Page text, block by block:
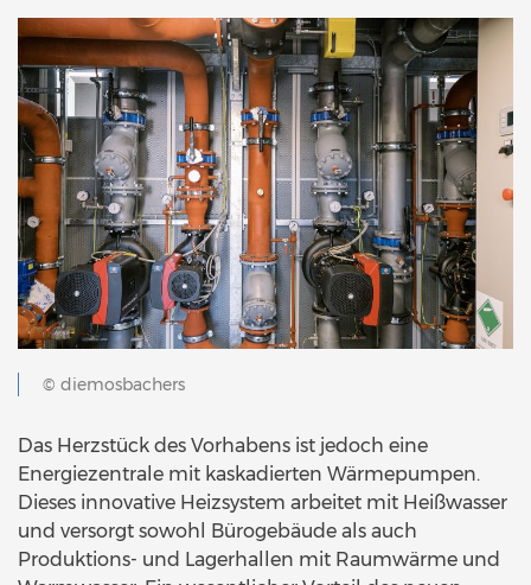
© diemosbachers
Das Herzstück des Vorhabens ist jedoch eine
Energiezentrale mit kaskadierten Wärmepumpen.
Dieses innovative Heizsystem arbeitet mit Heißwasser
und versorgt sowohl Bürogebäude als auch
Produktions- und Lagerhallen mit Raumwärme und